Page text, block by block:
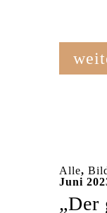
Alle,
Juni
„Der